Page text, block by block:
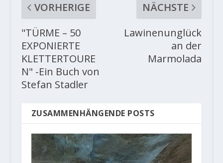
VORHERIGE
"TÜRME – 50
EXPONIERTE
KLETTERTOURE
N" -Ein Buch von
Stefan Stadler
NÄCHSTE
Lawinenunglück
an der
Marmolada
ZUSAMMENHÄNGENDE POSTS